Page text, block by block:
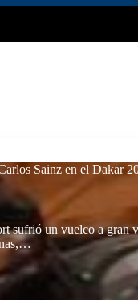
Sainz en el Dakar
sufrió un vuelco a gran